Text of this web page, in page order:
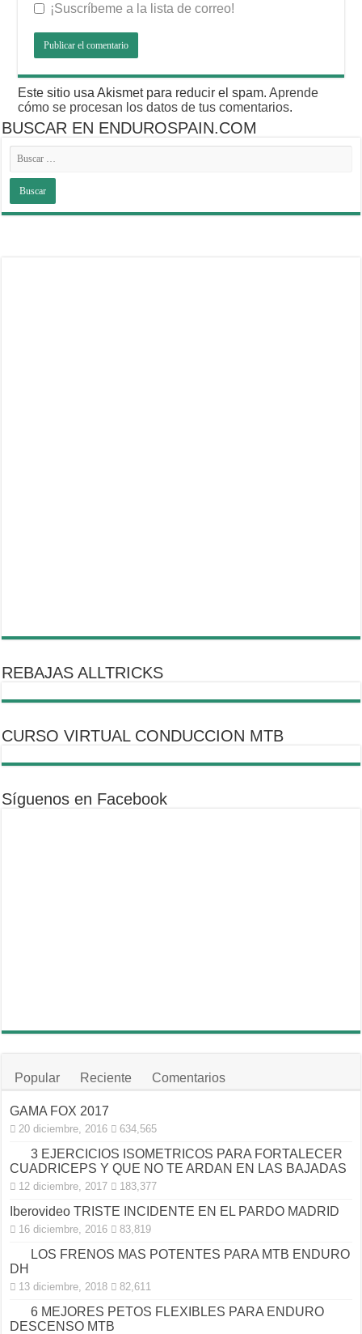
¡Suscríbeme a la lista de correo!
Este sitio usa Akismet para reducir el spam.Aprende
cómo se procesan los datos de tus comentarios.
BUSCAR EN ENDUROSPAIN.COM
REBAJAS ALLTRICKS
CURSO VIRTUAL CONDUCCION MTB
Síguenos en Facebook
Popular Reciente Comentarios
GAMA FOX 2017
20 diciembre, 2016 634,565
3 EJERCICIOS ISOMETRICOS PARA FORTALECER
CUADRICEPS Y QUE NO TE ARDAN EN LAS BAJADAS
12 diciembre, 2017 183,377
Iberovideo TRISTE INCIDENTE EN EL PARDO MADRID
16 diciembre, 2016 83,819
LOS FRENOS MAS POTENTES PARA MTB ENDURO
DH
13 diciembre, 2018 82,611
6 MEJORES PETOS FLEXIBLES PARA ENDURO
DESCENSO MTB